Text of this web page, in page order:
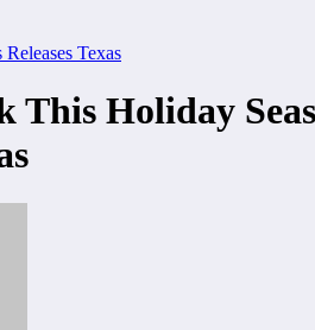
Releases Texas
This Holiday